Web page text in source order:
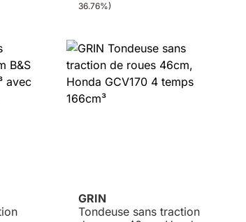
36.76%)
Détails
GRIN
Tondeuse sans traction